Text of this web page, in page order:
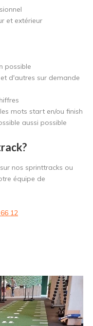
et extérieur
possible
d'autres sur demande
mots start en/ou finish
aussi possible
nos sprinttracks ou
équipe de
12